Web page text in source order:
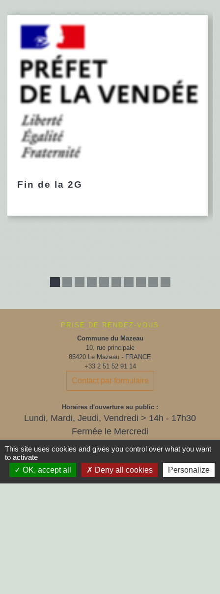
Fin de la 2G
PRISE DE RENDEZ-VOUS
Commune du Mazeau
10, rue principale
85420 Le Mazeau - FRANCE
+33 2 51 52 91 14
Contact par formulaire
Horaires d'ouverture au public :
Lundi, Mardi, Jeudi, Vendredi > 14h - 17h30
Fermée le Mercredi
This site uses cookies and gives you control over what you want
to activate
OK, accept all
Deny all cookies Personalize